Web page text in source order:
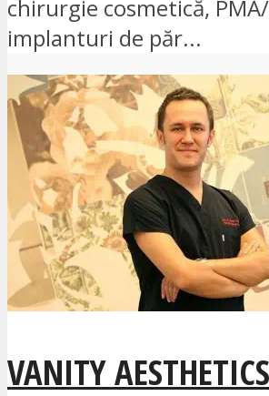
chirurgie cosmetică, PMA/
implanturi de păr...
VANITY AESTHETICS